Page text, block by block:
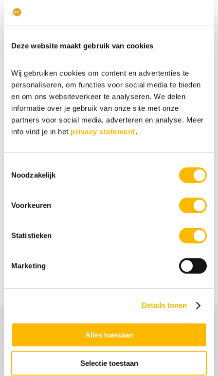
Deze website maakt gebruik van cookies
Wij gebruiken cookies om content en advertenties te
personaliseren, om functies voor social media te bieden
en om ons websiteverkeer te analyseren. We delen
informatie over je gebruik van onze site met onze
partners voor social media, adverteren en analyse. Meer
info vind je in het privacy statement.
Noodzakelijk
Voorkeuren
Statistieken
Marketing
Details tonen
Alles toestaan
Selectie toestaan
zodat jouw gaven ook het meest tot hun recht
Wanneer je besluit om je te latentesten op
hoogbegaafdheid, zorg er dan in ieder geval
voor dat je dat laat doen bij een specialist op
gebied van hoogbegaafdheid.
—
snel-zijn verder uitlichten.Voor nu een vraag aan
noemen vanwege de bovengemiddelde intelligentie
Dat kun je gewoon gratis aanvragen:
Yes, ik wil graag dat e-book! Je ontvangt dan ook de
wekelijkse HB updates gemakkelijk in je mail
Aanbod
Anders, Intens en Snel, een introductie in